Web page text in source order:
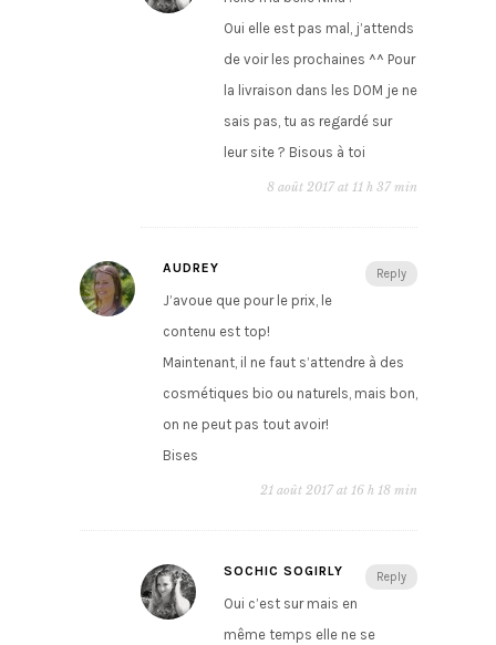
Oui elle est pas mal, j’attends
de voir les prochaines ^^ Pour
la livraison dans les DOM je ne
sais pas, tu as regardé sur
leur site ? Bisous à toi
8 août 2017 at 11 h 37 min
Reply
AUDREY
J’avoue que pour le prix, le
contenu est top!
Maintenant, il ne faut s’attendre à des
cosmétiques bio ou naturels, mais bon,
on ne peut pas tout avoir!
Bises
21 août 2017 at 16 h 18 min
Reply
SOCHIC SOGIRLY
Oui c’est sur mais en
même temps elle ne se